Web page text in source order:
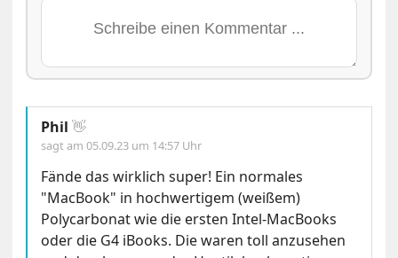
Phil 👋
sagt am05.09.23 um 14:57 Uhr
Fände das wirklich super! Ein normales
"MacBook" in hochwertigem (weißem)
Polycarbonat wie die ersten Intel-MacBooks
oder die G4 iBooks. Die waren toll anzusehen